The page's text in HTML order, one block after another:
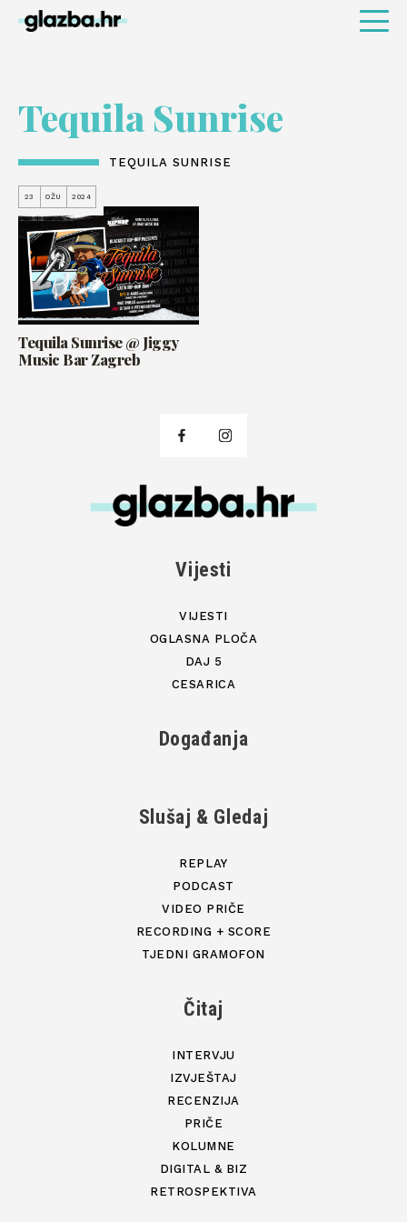
Tequila Sunrise
TEQUILA SUNRISE
23 OŽU 2024
Tequila Sunrise @ Jiggy
Music Bar Zagreb
Vijesti
VIJESTI
OGLASNA PLOČA
DAJ 5
CESARICA
Događanja
Slušaj & Gledaj
REPLAY
PODCAST
VIDEO PRIČE
RECORDING + SCORE
TJEDNI GRAMOFON
Čitaj
INTERVJU
IZVJEŠTAJ
RECENZIJA
PRIČE
KOLUMNE
DIGITAL & BIZ
RETROSPEKTIVA